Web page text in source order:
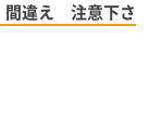
間違え 注意下さ